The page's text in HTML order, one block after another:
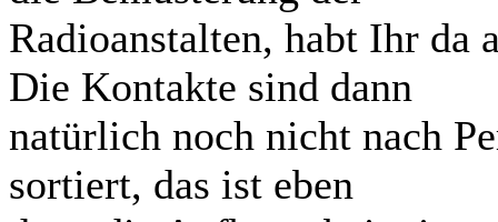
Radioanstalten, habt Ihr da
Die Kontakte sind dann
natürlich noch nicht nach
sortiert, das ist eben